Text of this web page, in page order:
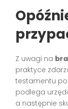
Z uwagi na
praktyce
testamentu
podlega
a następnie